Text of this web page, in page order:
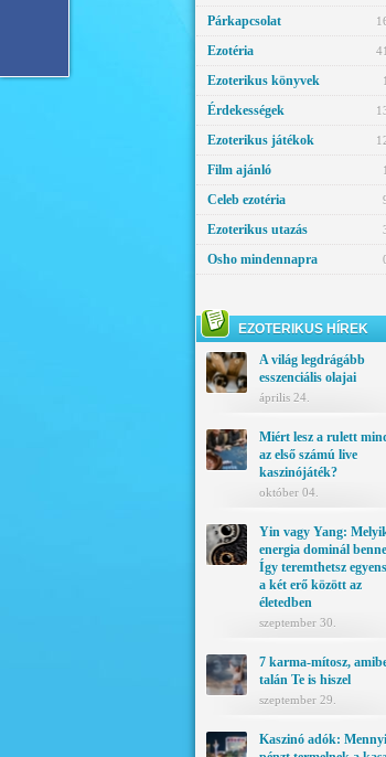
Párkapcsolat
Ezotéria
Ezoterikus könyvek
Érdekességek
Ezoterikus játékok
Film ajánló
Celeb ezotéria
Ezoterikus utazás
Osho mindennapra
EZOTERIKUS HÍREK
A világ legdrágább
esszenciális olajai
április 24.
Miért lesz a rulett
az első számú live
kaszinójáték?
október 04.
Yin vagy Yang:
energia dominál
Így teremthetsz
a két erő között az
életedben
szeptember 30.
7 karma-mítosz,
talán Te is hiszel
szeptember 29.
Kaszinó adók: Mennyi